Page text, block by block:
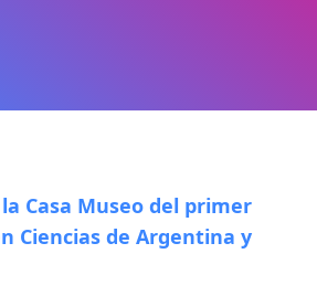
la Casa Museo del primer
Ciencias de Argentina y